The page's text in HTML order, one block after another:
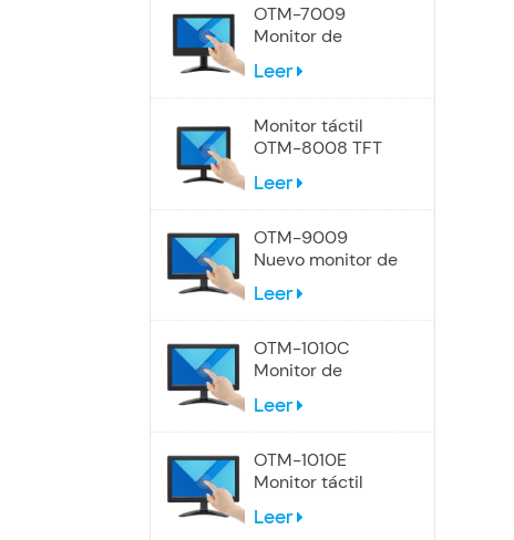
OTM-7009
Monitor de
7 pulgadas
Leer
Monitor táctil
OTM-8008 TFT
pulgadas
Leer
OTM-9009
Nuevo monitor de
pantalla táctil de
9 pulgadas
Leer
OTM-1010C
Monitor de
pantalla táctil
industrial de 10,1
pulgadas
Leer
OTM-1010E
Monitor táctil
panorámico de
10,1 pulgadas
Leer